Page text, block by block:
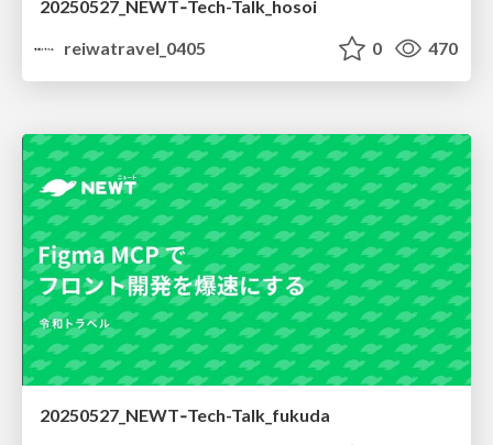
20250527_NEWT‐Tech-Talk_hosoi
reiwatravel_0405
0 470
20250527_NEWT‐Tech-Talk_fukuda